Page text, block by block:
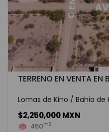
TERRENO EN VENTA EN
Lomas de Kino / Bahia de
$2,250,000 MXN
450m2